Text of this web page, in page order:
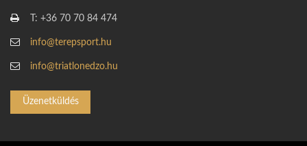
T: +36 70 70 84 474
info@terepsport.hu
info@triatlonedzo.hu
Üzenetküldés